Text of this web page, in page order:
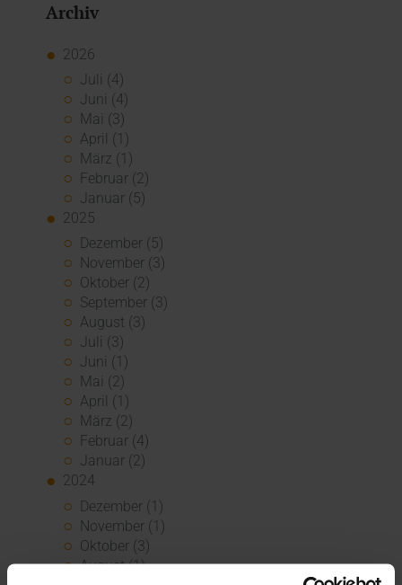
Archiv
2026
Juli (4)
Juni (4)
Mai (3)
April (1)
März (1)
Februar (2)
Januar (5)
2025
Dezember (5)
November (3)
Oktober (2)
September (3)
August (3)
Juli (3)
Juni (1)
Mai (2)
April (1)
März (2)
Februar (4)
Januar (2)
2024
Dezember (1)
November (1)
Oktober (3)
August (1)